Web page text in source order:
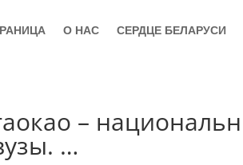
О НАС СЕРДЦЕ БЕЛАРУСИ
–
…